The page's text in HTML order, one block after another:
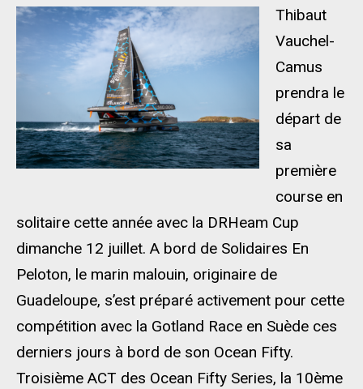
Thibaut
Vauchel-
Camus
prendra le
départ de
sa
première
course en
solitaire cette année avec la DRHeam Cup
dimanche 12 juillet. A bord de Solidaires En
Peloton, le marin malouin, originaire de
Guadeloupe, s’est préparé activement pour cette
compétition avec la Gotland Race en Suède ces
derniers jours à bord de son Ocean Fifty.
Troisième ACT des Ocean Fifty Series, la 10ème